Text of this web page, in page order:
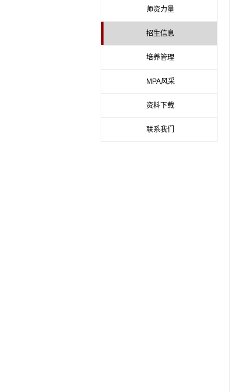
师资力量
招生信息
培养管理
MPA风采
资料下载
联系我们